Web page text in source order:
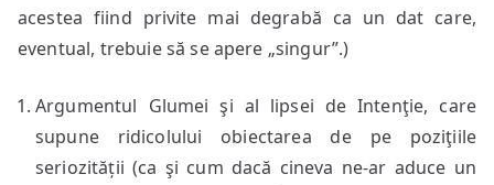
acestea fiind privite mai degrabă ca un dat care,
eventual, trebuie să se apere „singur”.)
Argumentul Glumei şi al lipsei de Intenţie, care
supune ridicolului obiectarea de pe poziţiile
seriozității (ca şi cum dacă cineva ne-ar aduce un